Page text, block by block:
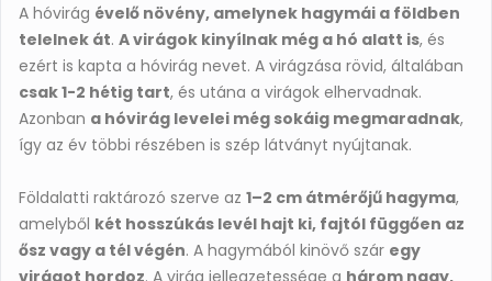
A hóvirág évelő növény, amelynek hagymái a földben
telelnek át. A virágok kinyílnak még a hó alatt is, és
ezért is kapta a hóvirág nevet. A virágzása rövid, általában
csak 1-2 hétig tart, és utána a virágok elhervadnak.
Azonban a hóvirág levelei még sokáig megmaradnak,
így az év többi részében is szép látványt nyújtanak.
Földalatti raktározó szerve az 1–2 cm átmérőjű hagyma,
amelyből két hosszúkás levél hajt ki, fajtól függően az
ősz vagy a tél végén. A hagymából kinövő szár egy